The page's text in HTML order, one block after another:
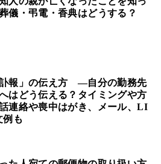
儀・弔電・香典はどうする？
訃報」の伝え方 ―自分の勤務先
はどう伝える？タイミングや方
連絡や喪中はがき、メール、LI
例も